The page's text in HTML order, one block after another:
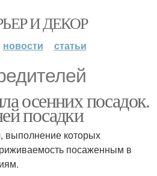
И ДЕКОР
новости статьи
осенних посадок.
посадки
выполнение которых
посаженным в